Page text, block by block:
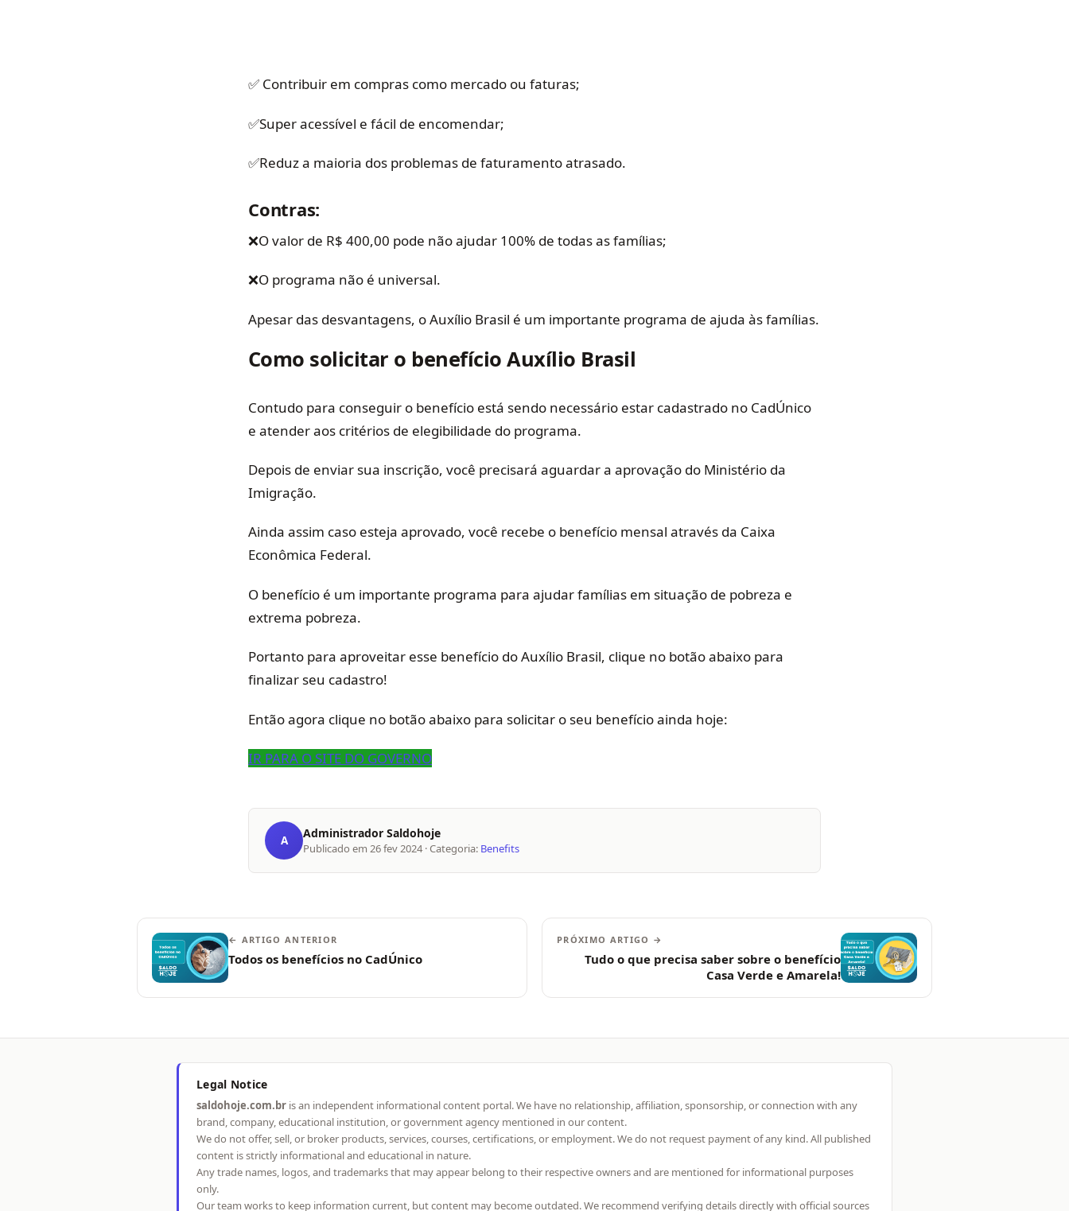
✅ Contribuir em compras como mercado ou faturas;
✅Super acessível e fácil de encomendar;
✅Reduz a maioria dos problemas de faturamento atrasado.
Contras:
❌O valor de R$ 400,00 pode não ajudar 100% de todas as famílias;
❌O programa não é universal.
Apesar das desvantagens, o Auxílio Brasil é um importante programa de ajuda às famílias.
Como solicitar o benefício Auxílio Brasil
Contudo para conseguir o benefício está sendo necessário estar cadastrado no CadÚnico
e atender aos critérios de elegibilidade do programa.
Depois de enviar sua inscrição, você precisará aguardar a aprovação do Ministério da
Imigração.
Ainda assim caso esteja aprovado, você recebe o benefício mensal através da Caixa
Econômica Federal.
O benefício é um importante programa para ajudar famílias em situação de pobreza e
extrema pobreza.
Portanto para aproveitar esse benefício do Auxílio Brasil, clique no botão abaixo para
finalizar seu cadastro!
Então agora clique no botão abaixo para solicitar o seu benefício ainda hoje:
IR PARA O SITE DO GOVERNO
A Administrador Saldohoje
Publicado em 26 fev 2024 · Categoria: Benefits
← ARTIGO ANTERIOR
Todos os benefícios no CadÚnico
PRÓXIMO ARTIGO →
Tudo o que precisa saber sobre o benefício
Casa Verde e Amarela!
Legal Notice
saldohoje.com.br is an independent informational content portal. We have no relationship, affiliation, sponsorship, or connection with any
brand, company, educational institution, or government agency mentioned in our content.
We do not offer, sell, or broker products, services, courses, certifications, or employment. We do not request payment of any kind. All published
content is strictly informational and educational in nature.
Any trade names, logos, and trademarks that may appear belong to their respective owners and are mentioned for informational purposes
only.
Our team works to keep information current, but content may become outdated. We recommend verifying details directly with official sources